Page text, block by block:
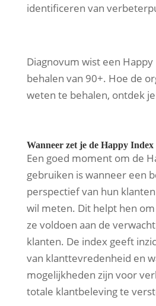
identificeren van
Diagnovum wist een
behalen van 90+. Hoe de
weten te behalen, ontdek je
Wanneer zet je de Happy Index
Een goed moment om de
gebruiken is wanneer een
perspectief van hun
wil meten. Dit helpt hen
ze voldoen aan de
klanten. De index geeft
van klanttevredenheid en
mogelijkheden zijn voor
totale klantbeleving te